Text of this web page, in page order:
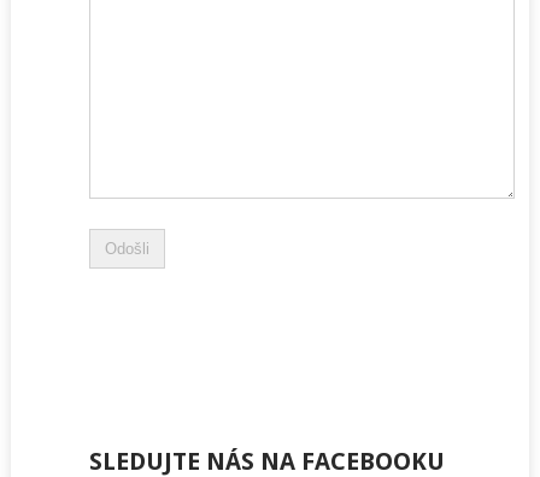
SLEDUJTE NÁS NA FACEBOOKU